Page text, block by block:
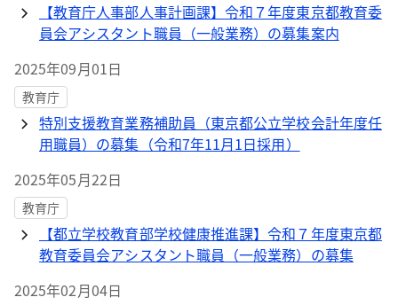
【教育庁人事部人事計画課】令和７年度東京都教育委
員会アシスタント職員（一般業務）の募集案内
2025年09月01日
教育庁
特別支援教育業務補助員（東京都公立学校会計年度任
用職員）の募集（令和7年11月1日採用）
2025年05月22日
教育庁
【都立学校教育部学校健康推進課】令和７年度東京都
教育委員会アシスタント職員（一般業務）の募集
2025年02月04日